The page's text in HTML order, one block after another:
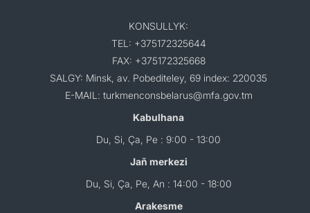
KONSULLYK:
TEL: +375172325644
FAX: +375172325668
SALGY: Minsk, av. Pobediteley, 69 index: 220035
E-MAIL: turkmenconsbelarus@mfa.gov.tm
Kabulhana
Du, Si, Ça, Pe : 9:00 - 13:00
Jaň merkezi
Du, Si, Ça, Pe, An : 14:00 - 18:00
Arakesme